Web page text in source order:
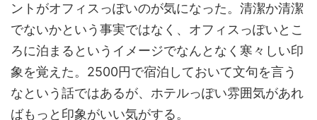
ントがオフィスっぽいのが気になった。清潔か清潔
でないかという事実ではなく、オフィスっぽいとこ
ろに泊まるというイメージでなんとなく寒々しい印
象を覚えた。2500円で宿泊しておいて文句を言う
なという話ではあるが、ホテルっぽい雰囲気があれ
ばもっと印象がいい気がする。